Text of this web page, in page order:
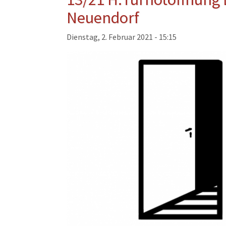
Neuendorf
Dienstag, 2. Februar 2021 - 15:15